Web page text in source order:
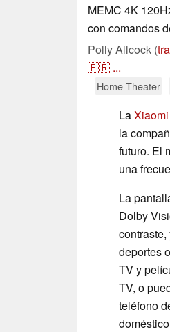
MEMC 4K
con comandos
Polly Allcock (
🇫🇷 ...
Home Theater
La
la
futuro. El
una
La
Dolby
deportes
TV y
TV, o
teléfono